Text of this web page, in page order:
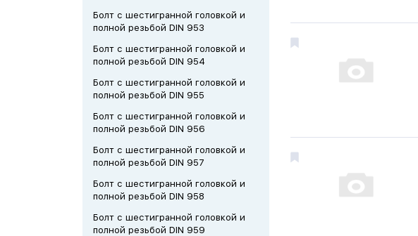
Болт с шестигранной головкой и
полной резьбой DIN 953
Болт с шестигранной головкой и
полной резьбой DIN 954
Болт с шестигранной головкой и
полной резьбой DIN 955
Болт с шестигранной головкой и
полной резьбой DIN 956
Болт с шестигранной головкой и
полной резьбой DIN 957
Болт с шестигранной головкой и
полной резьбой DIN 958
Болт с шестигранной головкой и
полной резьбой DIN 959